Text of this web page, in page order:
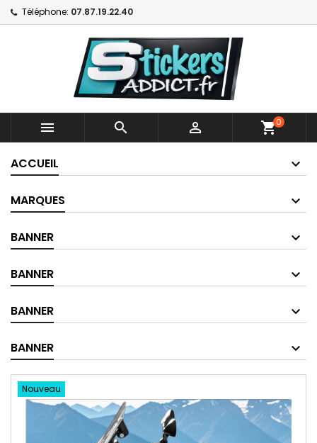
Téléphone: 07.87.19.22.40
   shopping_cart0
ACCUEIL
MARQUES
BANNER
BANNER
BANNER
BANNER
Nouveau